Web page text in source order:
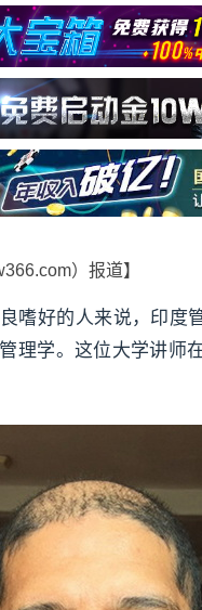
）报道】
嗜好的人来说，印度
理学。这位大学讲师